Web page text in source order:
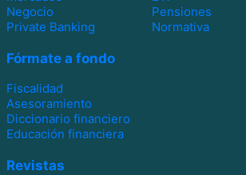
Negocio
Pensiones
Private Banking
Normativa
Fórmate a fondo
Fiscalidad
Asesoramiento
Diccionario financiero
Educación financiera
Revistas